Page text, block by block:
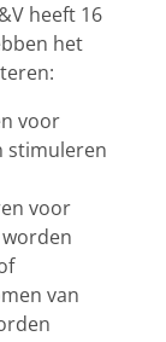
heeft 16
het
voor
stimuleren
voor
van